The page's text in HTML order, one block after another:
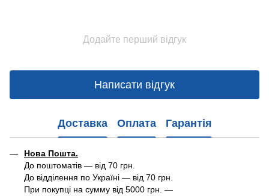
Додайте перший відгук
Написати відгук
Доставка Оплата Гарантія
Нова Пошта.
До поштоматів — від 70 грн.
До відділення по Україні — від 70 грн.
При покупці на сумму від 5000 грн. —